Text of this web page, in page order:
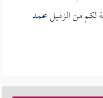
لكم من الزميلمحمد